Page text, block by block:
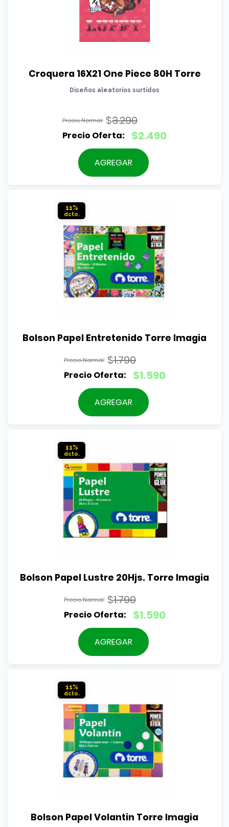
Croquera 16X21 One Piece 80H Torre
Diseños aleatorios surtidos
$3.290
El
precio
original
$2.490
El
precio
actual
AGREGAR
11%
Bolson Papel Entretenido Torre Imagia
$1.790
El
precio
original
$1.590
El
precio
actual
AGREGAR
11%
Bolson Papel Lustre 20Hjs. Torre Imagia
$1.790
El
precio
original
$1.590
El
precio
actual
AGREGAR
11%
Bolson Papel Volantin Torre Imagia